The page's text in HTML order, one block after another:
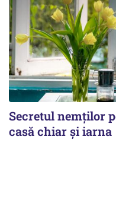
Secretul nemților
casă chiar și iarna